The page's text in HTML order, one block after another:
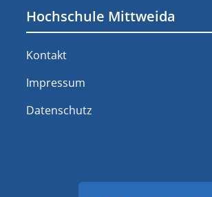
Hochschule Mittweida
Kontakt
Impressum
Datenschutz